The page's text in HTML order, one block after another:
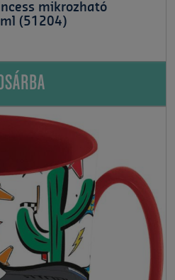
mikrozható
(51204)